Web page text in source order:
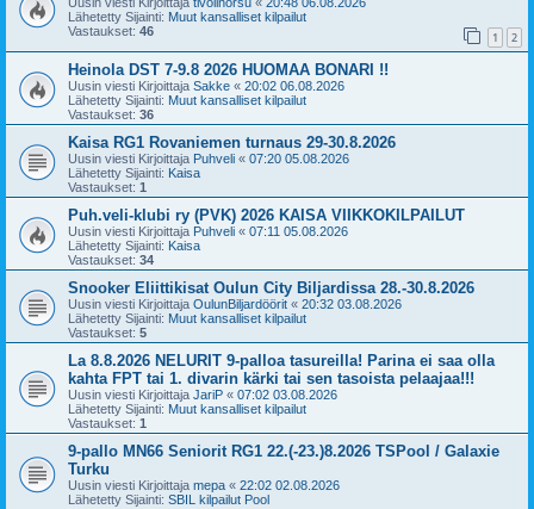
Lähetetty Sijainti: Muut kansalliset kilpailut
Vastaukset: 46 1 2
Heinola DST 7-9.8 2026 HUOMAA BONARI !!
Uusin viesti Kirjoittaja Sakke « 20:02 06.08.2026
Lähetetty Sijainti: Muut kansalliset kilpailut
Vastaukset: 36
Kaisa RG1 Rovaniemen turnaus 29-30.8.2026
Uusin viesti Kirjoittaja Puhveli « 07:20 05.08.2026
Lähetetty Sijainti: Kaisa
Vastaukset: 1
Puh.veli-klubi ry (PVK) 2026 KAISA VIIKKOKILPAILUT
Uusin viesti Kirjoittaja Puhveli « 07:11 05.08.2026
Lähetetty Sijainti: Kaisa
Vastaukset: 34
Snooker Eliittikisat Oulun City Biljardissa 28.-30.8.2026
Uusin viesti Kirjoittaja OulunBiljardöörit « 20:32 03.08.2026
Lähetetty Sijainti: Muut kansalliset kilpailut
Vastaukset: 5
La 8.8.2026 NELURIT 9-palloa tasureilla! Parina ei saa olla
kahta FPT tai 1. divarin kärki tai sen tasoista pelaajaa!!!
Uusin viesti Kirjoittaja JariP « 07:02 03.08.2026
Lähetetty Sijainti: Muut kansalliset kilpailut
Vastaukset: 1
9-pallo MN66 Seniorit RG1 22.(-23.)8.2026 TSPool / Galaxie
Turku
Uusin viesti Kirjoittaja mepa « 22:02 02.08.2026
Lähetetty Sijainti: SBIL kilpailut Pool